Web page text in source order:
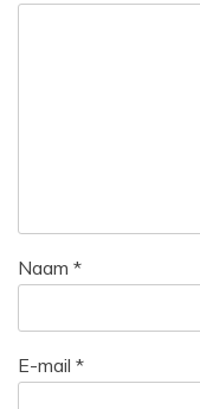
Naam *
E-mail *